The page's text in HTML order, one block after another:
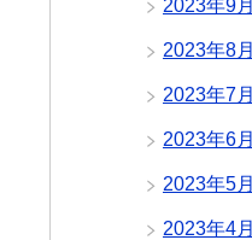
2023年9月
2023年8月
2023年7月
2023年6月
2023年5月
2023年4月